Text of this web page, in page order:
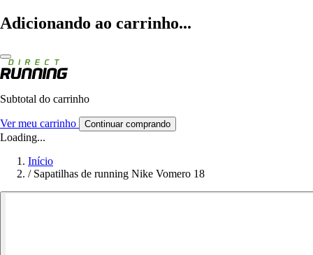
Adicionando ao carrinho...
Subtotal do carrinho
Ver meu carrinho Continuar comprando
Loading...
Início
/ Sapatilhas de running Nike Vomero 18